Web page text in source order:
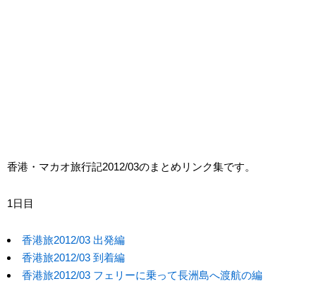
香港・マカオ旅行記2012/03のまとめリンク集です。
1日目
香港旅2012/03 出発編
香港旅2012/03 到着編
香港旅2012/03 フェリーに乗って長洲島へ渡航の編